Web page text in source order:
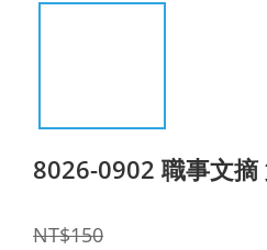
8026-0902 職事文摘
NT$150